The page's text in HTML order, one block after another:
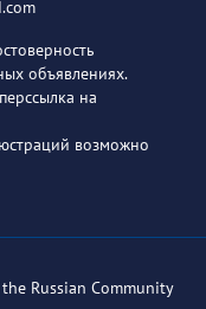
объявлениях.
на
возможно
Russian Community